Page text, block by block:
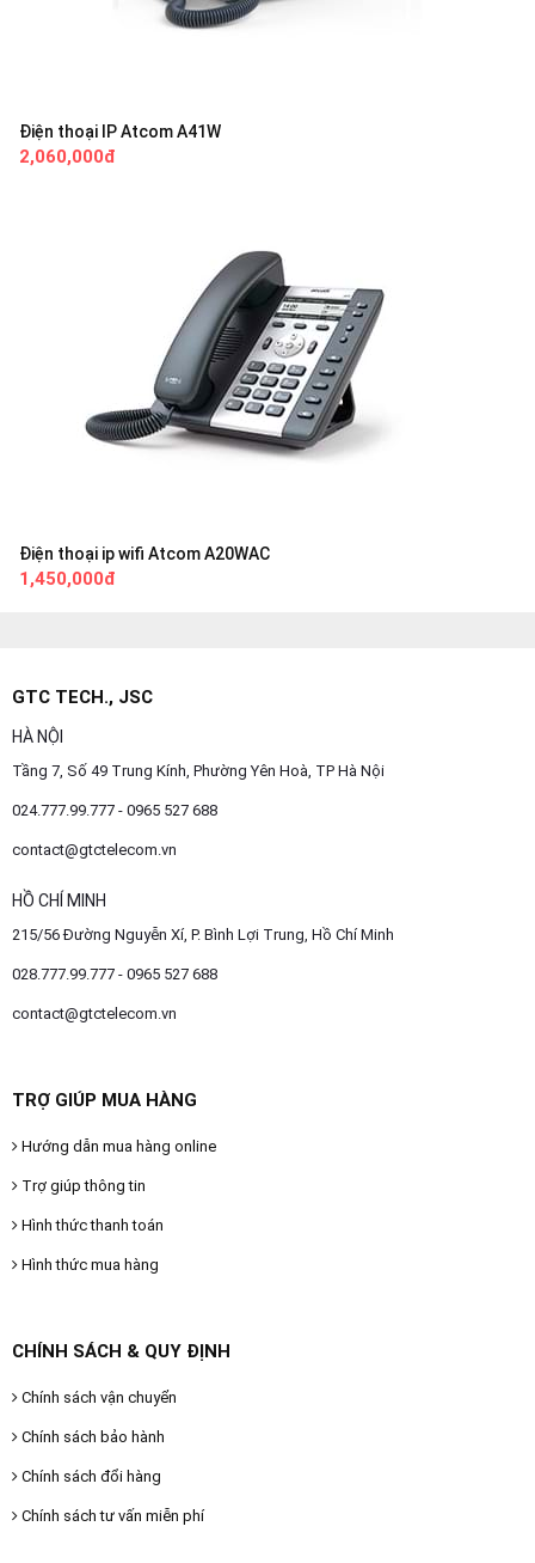
Điện thoại IP Atcom A41W
2,060,000đ
Điện thoại ip wifi Atcom A20WAC
1,450,000đ
GTC TECH., JSC
HÀ NỘI
Tầng 7, Số 49 Trung Kính, Phường Yên Hoà, TP Hà Nội
024.777.99.777 - 0965 527 688
contact@gtctelecom.vn
HỒ CHÍ MINH
215/56 Đường Nguyễn Xí, P. Bình Lợi Trung, Hồ Chí Minh
028.777.99.777 - 0965 527 688
contact@gtctelecom.vn
TRỢ GIÚP MUA HÀNG
Hướng dẫn mua hàng online
Trợ giúp thông tin
Hình thức thanh toán
Hình thức mua hàng
CHÍNH SÁCH & QUY ĐỊNH
Chính sách vận chuyển
Chính sách bảo hành
Chính sách đổi hàng
Chính sách tư vấn miễn phí